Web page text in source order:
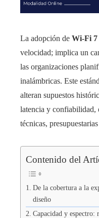
La adopción de Wi‑Fi 7
velocidad; implica un
las organizaciones
inalámbricas. Este
alteran supuestos
latencia y confiabilidad,
técnicas,
Contenido del
De la cobertura a la
diseño
Capacidad y espectro: